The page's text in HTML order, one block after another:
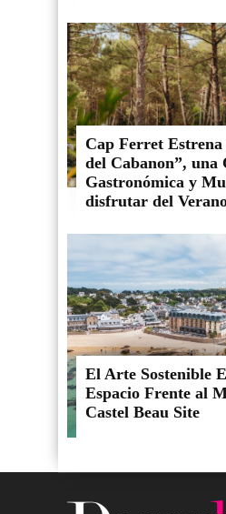
Cap Ferret
del Cabanon”, una
Gastronómica y
disfrutar del
El Arte Sostenible
Espacio Frente al
Castel Beau Site